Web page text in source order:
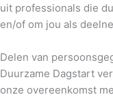
uit professionals die
en/of om jou als
Delen van
Duurzame Dagstart
onze overeenkomst